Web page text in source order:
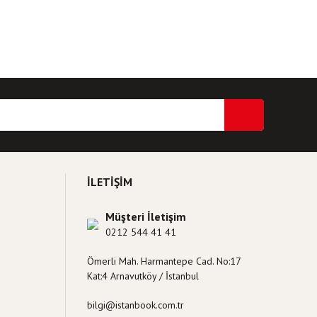
formunu kullanarak tarafımıza iletebilirsiniz.
İLETİŞİM
Müşteri İletişim
0212 544 41 41
Ömerli Mah. Harmantepe Cad. No:17
Kat:4 Arnavutköy / İstanbul
bilgi@istanbook.com.tr